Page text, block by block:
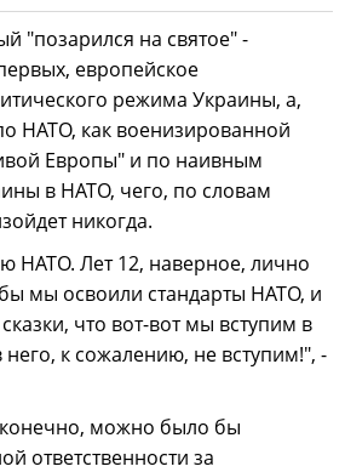
"позарился на святое" -
европейское
режима Украины, а,
НАТО, как военизированной
Европы" и по наивным
в НАТО, чего, по словам
никогда.
НАТО. Лет 12, наверное, лично
мы освоили стандарты НАТО, и
что вот-вот мы вступим в
к сожалению, не вступим!", -
конечно, можно было бы
ответственности за